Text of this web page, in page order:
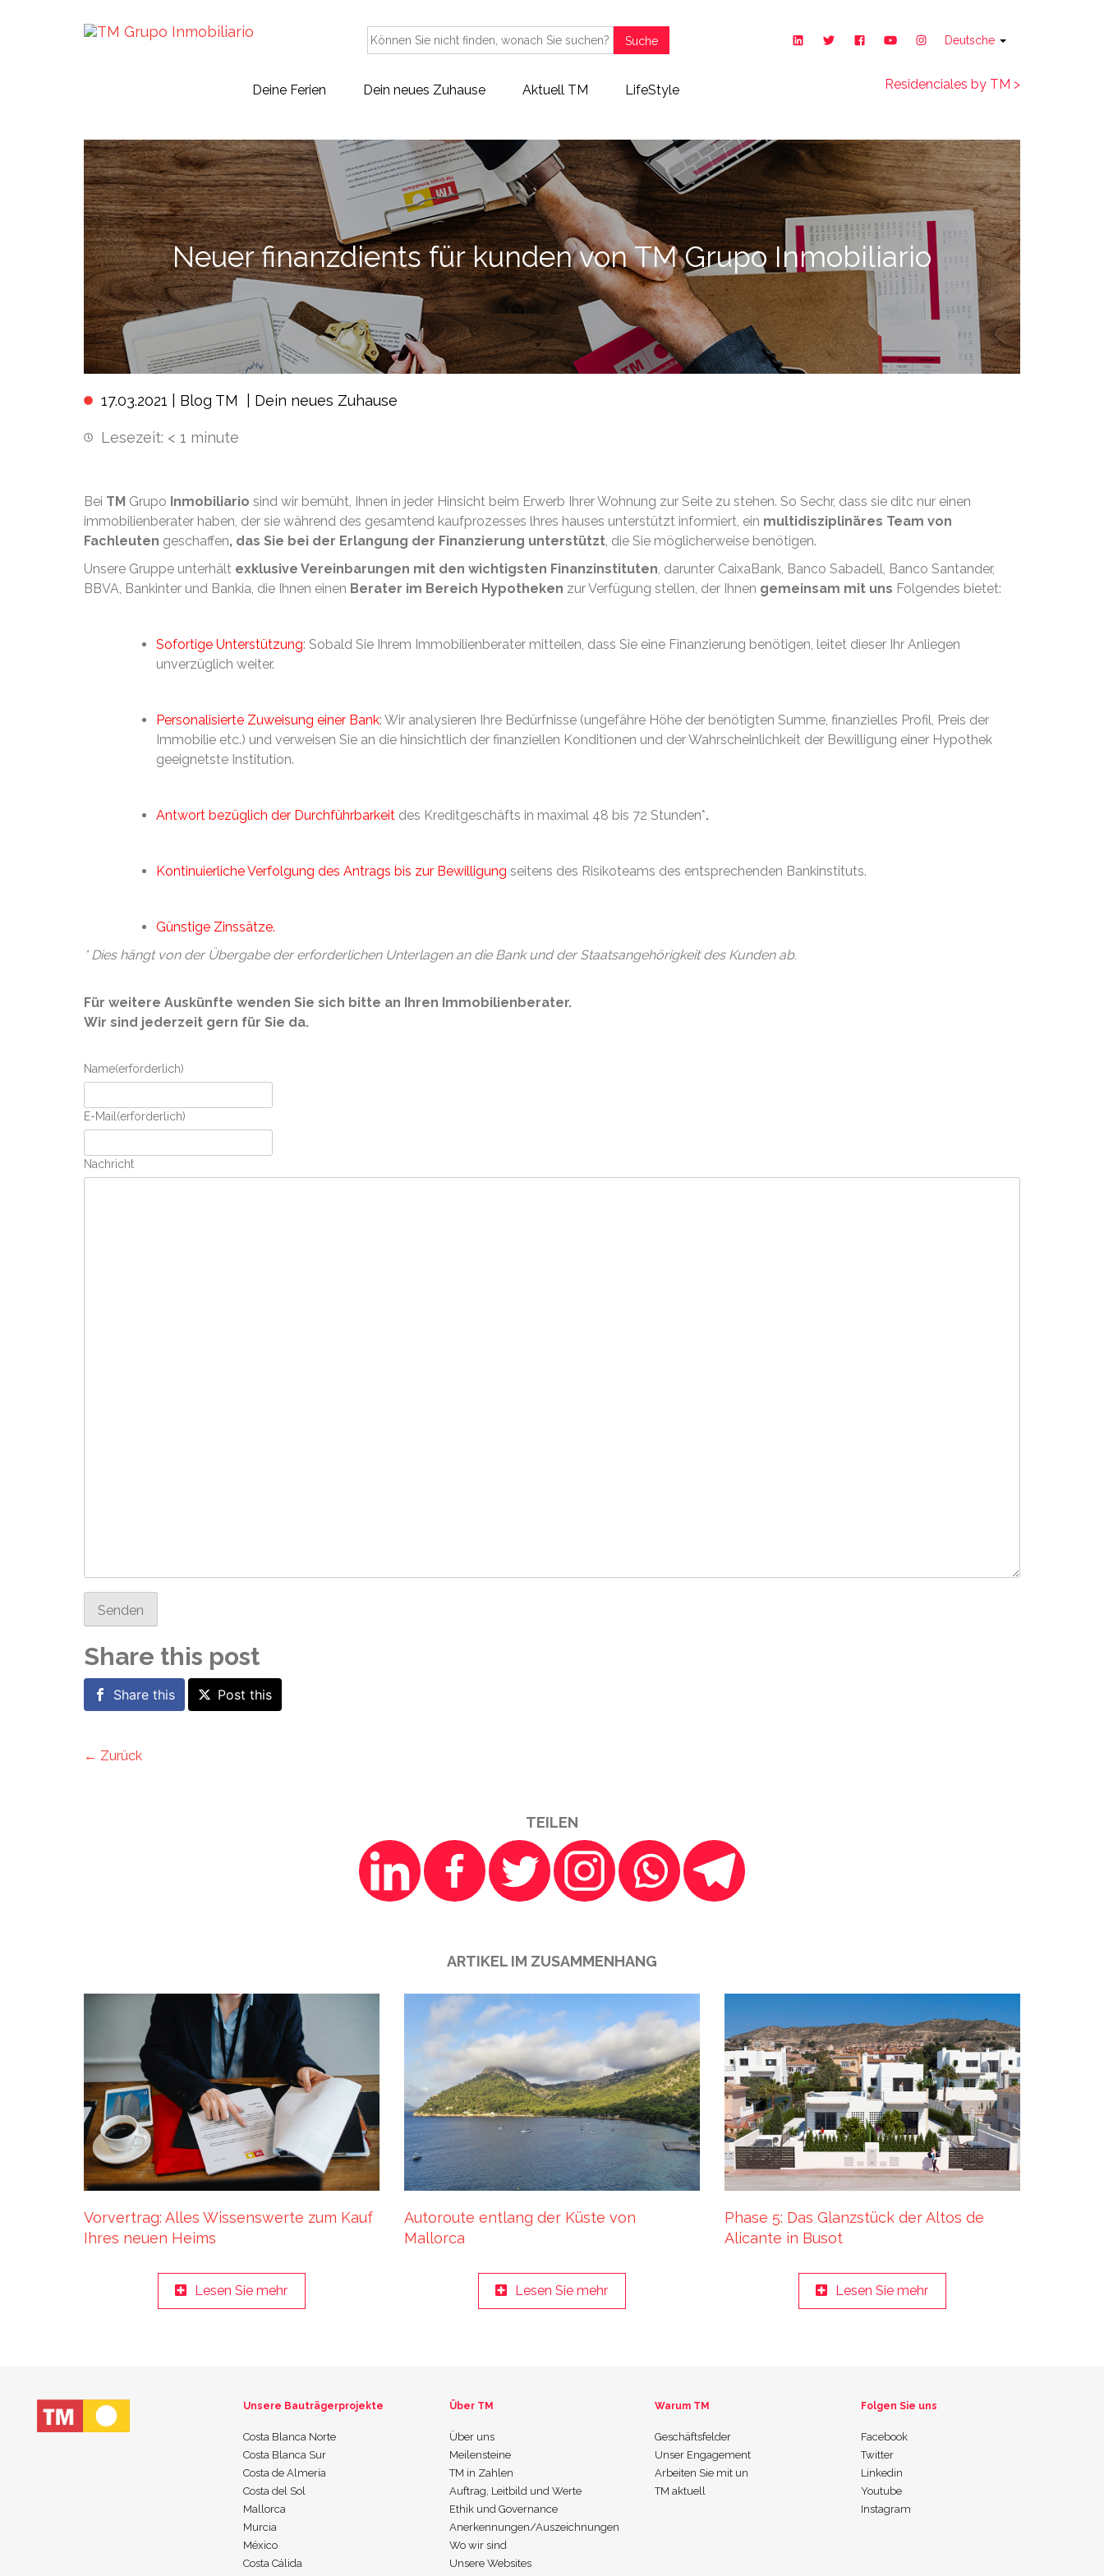
Suche Deutsche
Deine Ferien Dein neues Zuhause Aktuell TM LifeStyle Residenciales by TM >
Neuer finanzdients für kunden von TM Grupo Inmobiliario
17.03.2021 | Blog TM Dein neues Zuhause
Lesezeit: < 1 minute
Bei TM Grupo Inmobiliario sind wir bemüht, Ihnen in jeder Hinsicht beim Erwerb Ihrer Wohnung zur Seite zu stehen. So Sechr, dass sie ditc nur einen
immobilienberater haben, der sie während des gesamtend kaufprozesses lhres hauses unterstützt informiert, ein multidisziplinäres Team von
Fachleuten geschaffen, das Sie bei der Erlangung der Finanzierung unterstützt, die Sie möglicherweise benötigen.
Unsere Gruppe unterhält exklusive Vereinbarungen mit den wichtigsten Finanzinstituten, darunter CaixaBank, Banco Sabadell, Banco Santander,
BBVA, Bankinter und Bankia, die Ihnen einen Berater im Bereich Hypotheken zur Verfügung stellen, der Ihnen gemeinsam mit uns Folgendes bietet:
Sofortige Unterstützung: Sobald Sie Ihrem Immobilienberater mitteilen, dass Sie eine Finanzierung benötigen, leitet dieser Ihr Anliegen
unverzüglich weiter.
Personalisierte Zuweisung einer Bank: Wir analysieren Ihre Bedürfnisse (ungefähre Höhe der benötigten Summe, finanzielles Profil, Preis der
Immobilie etc.) und verweisen Sie an die hinsichtlich der finanziellen Konditionen und der Wahrscheinlichkeit der Bewilligung einer Hypothek
geeignetste Institution.
Antwort bezüglich der Durchführbarkeit des Kreditgeschäfts in maximal 48 bis 72 Stunden*.
Kontinuierliche Verfolgung des Antrags bis zur Bewilligung seitens des Risikoteams des entsprechenden Bankinstituts.
Günstige Zinssätze.
* Dies hängt von der Übergabe der erforderlichen Unterlagen an die Bank und der Staatsangehörigkeit des Kunden ab.
Für weitere Auskünfte wenden Sie sich bitte an Ihren Immobilienberater.
Wir sind jederzeit gern für Sie da.
Name(erforderlich)
E-Mail (erforderlich)
Nachricht
Senden
Share this post
Share this Post this
← Zurück
TEILEN
ARTIKEL IM ZUSAMMENHANG
Vorvertrag: Alles Wissenswerte zum Kauf
Ihres neuen Heims
Lesen Sie mehr
Autoroute entlang der Küste von
Mallorca
Lesen Sie mehr
Phase 5: Das Glanzstück der Altos de
Alicante in Busot
Lesen Sie mehr
Unsere Bauträgerprojekte
Costa Blanca Norte
Costa Blanca Sur
Costa de Almería
Costa del Sol
Mallorca
Murcia
México
Costa Cálida
Über TM
Über uns
Meilensteine
TM in Zahlen
Auftrag, Leitbild und Werte
Ethik und Governance
Anerkennungen/Auszeichnungen
Wo wir sind
Unsere Websites
Warum TM
Geschäftsfelder
Unser Engagement
Arbeiten Sie mit un
TM aktuell
Folgen Sie uns
Facebook
Twitter
Linkedin
Youtube
Instagram